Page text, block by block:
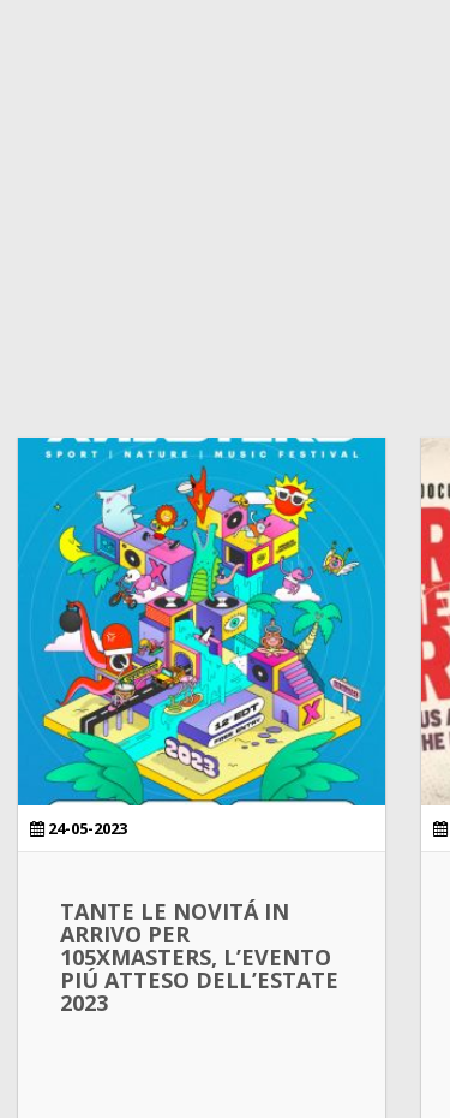
24-05-2023
TANTE LE NOVITÁ IN
ARRIVO PER
105XMASTERS, L’EVENTO
PIÚ ATTESO DELL’ESTATE
2023